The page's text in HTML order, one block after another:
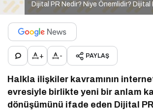
Dijital PR Nedir? Niye Önemlidir? Dijital
+ - PAYLAŞ
Halkla ilişkiler kavramının
evresiyle birlikte yeni bir anlam
dönüşümünü ifade eden Dijital